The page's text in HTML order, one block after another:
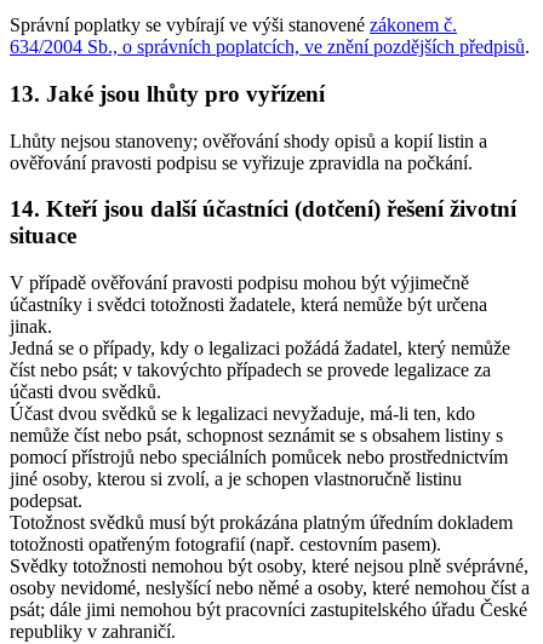
Správní poplatky se vybírají ve výši stanovené zákonem č.
634/2004 Sb., o správních poplatcích, ve znění pozdějších předpisů.
13. Jaké jsou lhůty pro vyřízení
Lhůty nejsou stanoveny; ověřování shody opisů a kopií listin a
ověřování pravosti podpisu se vyřizuje zpravidla na počkání.
14. Kteří jsou další účastníci (dotčení) řešení životní
situace
V případě ověřování pravosti podpisu mohou být výjimečně
účastníky i svědci totožnosti žadatele, která nemůže být určena
jinak.
Jedná se o případy, kdy o legalizaci požádá žadatel, který nemůže
číst nebo psát; v takovýchto případech se provede legalizace za
účasti dvou svědků.
Účast dvou svědků se k legalizaci nevyžaduje, má-li ten, kdo
nemůže číst nebo psát, schopnost seznámit se s obsahem listiny s
pomocí přístrojů nebo speciálních pomůcek nebo prostřednictvím
jiné osoby, kterou si zvolí, a je schopen vlastnoručně listinu
podepsat.
Totožnost svědků musí být prokázána platným úředním dokladem
totožnosti opatřeným fotografií (např. cestovním pasem).
Svědky totožnosti nemohou být osoby, které nejsou plně svéprávné,
osoby nevidomé, neslyšící nebo němé a osoby, které nemohou číst a
psát; dále jimi nemohou být pracovníci zastupitelského úřadu České
republiky v zahraničí.